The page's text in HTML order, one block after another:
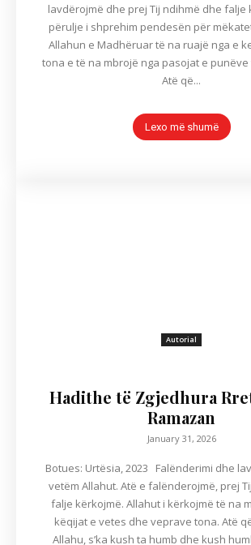
lavdërojmë dhe prej Tij ndihmë dhe falje
përulje i shprehim pendesën për
Allahun e Madhëruar të na ruajë nga e
tona e të na mbrojë nga pasojat e
Atë që...
Lexo më shumë
Autorial
Hadithe të Zgjedhura
Ramazan
January 31, 2026
Botues: Urtësia, 2023 Falënderimi dhe lavdërimi i takon
vetëm Allahut. Atë e falënderojmë, prej
falje kërkojmë. Allahut i kërkojmë të na
këqijat e vetes dhe veprave tona. Atë
Allahu, s’ka kush ta humb dhe kush